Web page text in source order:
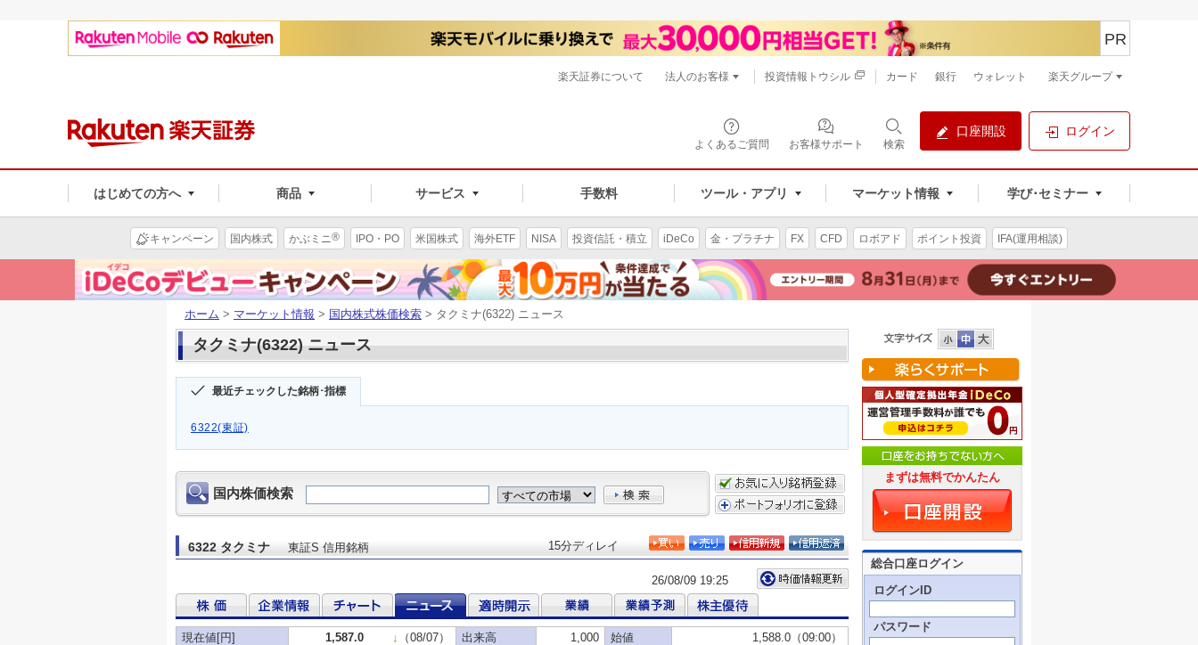
よくあるご質問 お客様サポート 検索
口座開設 ログイン
はじめての方へ 商品 サービス 手数料 ツール・アプリ マーケット情報 学び･セミナー
PR
楽天証券について 法人のお客様 投資情報トウシル カード 銀行 ウォレット 楽天グループ
キャンペーン 国内株式 かぶミニ® IPO・PO 米国株式 海外ETF NISA 投資信託・積立 iDeCo 金・プラチナ FX CFD ロボアド ポイント投資 IFA(運用相談)
ホーム > マーケット情報 > 国内株式株価検索 > タクミナ(6322) ニュース
タクミナ(6322) ニュース
最近チェックした銘柄･指標
6322(東証)
まずは無料でかんたん
総合口座ログイン
ログインID
パスワード